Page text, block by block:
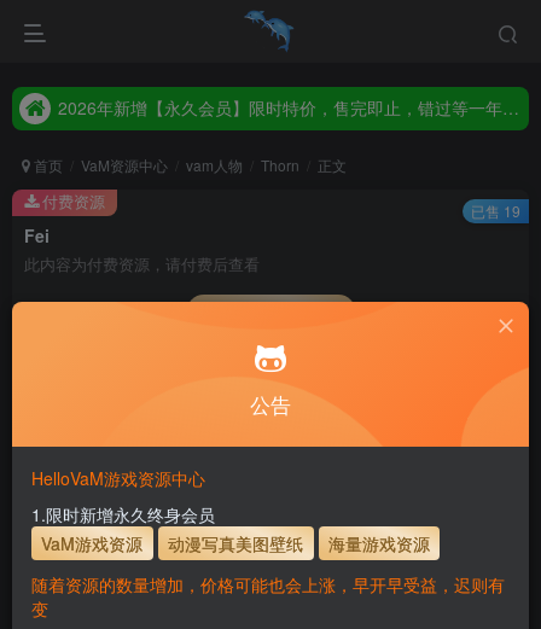
2026年新增【永久会员】限时特价，售完即止，错过等一年！！！
2026年新增【永久会员】限时特价，售完即止，错过等一年！！！
首页 VaM资源中心 vam人物 Thorn 正文
Fei
此内容为付费资源，请付费后查看
您暂无购买权限，请先开通会员
主流网盘——高速下载
支付页面打不开或支付后不跳转请联系QQ：3317425885
使用方法
解压后，放进文件夹AddonPackages即可，更多请看本
付费资源 已售 19
公告
HelloVaM游戏资源中心
1.限时新增永久终身会员
VaM游戏资源
动漫写真美图壁纸
海量游戏资源
随着资源的数量增加，价格可能也会上涨，早开早受益，迟则有
变